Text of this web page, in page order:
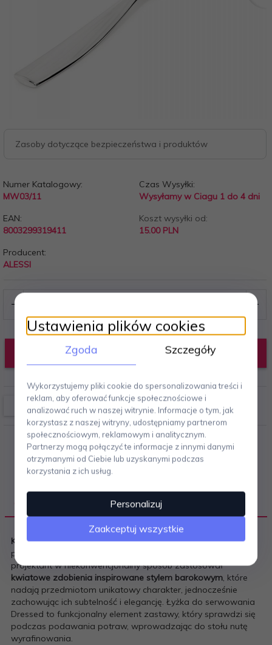
Zasoby dotyczące bezpieczeństwa i produktów
Numer Katalogowy:
MW03/11
Czas Wysyłki:
Wysyłamy w Ciagu 1 do 4 dni
EAN:
8003299319411
Koszt wysyłki od:
15.00 PLN
Producent:
ALESSI
DODAJ DO KOSZYKA
Kolekcja porcelany i akcesoriów stołowych DRESSEDto
projekt
projektant w niekonwencjonalny sposób zastosował
kwiatowe zdobienia inspirowane stylem barokowym, które
nadają przedmiotom unikatowy charakter, jednocześnie
zachowując ich subtelność i elegancję. Łyżka do serwowania
Dressed to funkcjonalny element zastawy, który sprawdzi się
podczas podawania potraw, wprowadzając do stołu nutę
wyrafinowania.
Ustawienia plików cookies
Zgoda Szczegóły
Wykorzystujemy pliki cookie do spersonalizowania treści i
reklam, aby oferować funkcje społecznościowe i
analizować ruch w naszej witrynie. Informacje o tym, jak
korzystasz z naszej witryny, udostępniamy partnerom
społecznościowym, reklamowym i analitycznym.
Partnerzy mogą połączyć te informacje z innymi danymi
otrzymanymi od Ciebie lub uzyskanymi podczas
korzystania z ich usług.
Personalizuj
Zaakceptuj wszystkie